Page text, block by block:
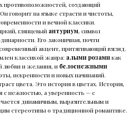
противоположностей, создающий
говорит на языке страсти и чистоты,
и вечной классики.
глянцевый антуриум, символ
Его лаконичная, почти
акцент, притягивающий взгляд.
классикой жанра: алыми розамикак
любви и желания, и белоснежными
искренности и новых начинаний.
цвета. Это история в цветах. История,
с нежностью, а уверенность — с
динамичным, выразительным и
стереотипы о традиционной романтике.